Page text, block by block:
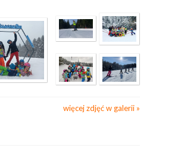
więcej zdjęć w galerii